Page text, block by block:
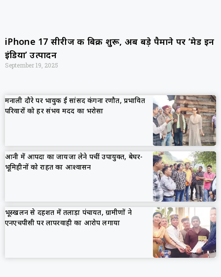
iPhone 17 सीरीज की बिक्री शुरू, अब बड़े पैमाने पर ‘मेड इन
इंडिया’ उत्पादन
September 19, 2025
मनाली दौरे पर भावुक हुईं सांसद कंगना रणौत, प्रभावित
परिवारों को हर संभव मदद का भरोसा
आनी में आपदा का जायजा लेने पहुंचीं उपायुक्त, बेघर-
भूमिहीनों को राहत का आश्वासन
भूस्खलन से दहशत में तलाड़ा पंचायत, ग्रामीणों ने
एनएचपीसी पर लापरवाही का आरोप लगाया